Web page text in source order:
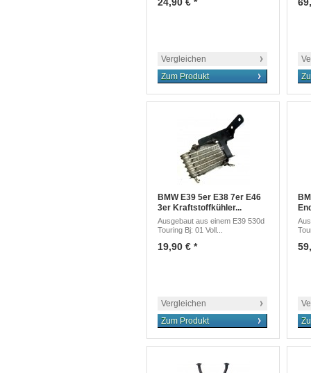
Vergleichen
Zum Produkt
BMW E39 5er E38 7er E46
3er Kraftstoffkühler...
Ausgebaut aus einem E39 530d
Touring Bj: 01 Voll...
19,90 € *
Vergleichen
Zum Produkt